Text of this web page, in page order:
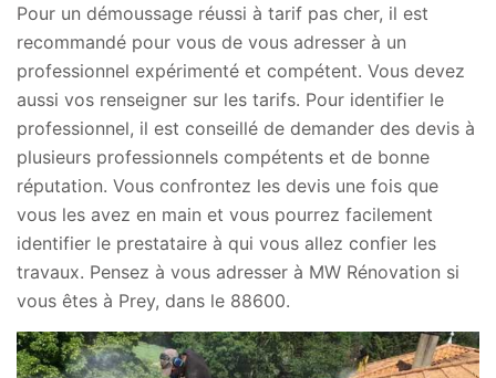
Pour un démoussage réussi à tarif pas cher, il est
recommandé pour vous de vous adresser à un
professionnel expérimenté et compétent. Vous devez
aussi vos renseigner sur les tarifs. Pour identifier le
professionnel, il est conseillé de demander des devis à
plusieurs professionnels compétents et de bonne
réputation. Vous confrontez les devis une fois que
vous les avez en main et vous pourrez facilement
identifier le prestataire à qui vous allez confier les
travaux. Pensez à vous adresser à MW Rénovation si
vous êtes à Prey, dans le 88600.